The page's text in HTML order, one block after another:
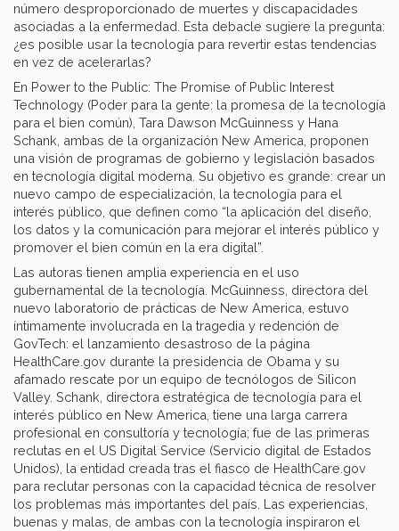
número desproporcionado de muertes y discapacidades
asociadas a la enfermedad. Esta debacle sugiere la pregunta:
¿es posible usar la tecnología para revertir estas tendencias
en vez de acelerarlas?
En Power to the Public: The Promise of Public Interest
Technology (Poder para la gente: la promesa de la tecnología
para el bien común), Tara Dawson McGuinness y Hana
Schank, ambas de la organización New America, proponen
una visión de programas de gobierno y legislación basados
en tecnología digital moderna. Su objetivo es grande: crear un
nuevo campo de especialización, la tecnología para el
interés público, que definen como “la aplicación del diseño,
los datos y la comunicación para mejorar el interés público y
promover el bien común en la era digital”.
Las autoras tienen amplia experiencia en el uso
gubernamental de la tecnología. McGuinness, directora del
nuevo laboratorio de prácticas de New America, estuvo
íntimamente involucrada en la tragedia y redención de
GovTech: el lanzamiento desastroso de la página
HealthCare.gov durante la presidencia de Obama y su
afamado rescate por un equipo de tecnólogos de Silicon
Valley. Schank, directora estratégica de tecnología para el
interés público en New America, tiene una larga carrera
profesional en consultoría y tecnología; fue de las primeras
reclutas en el US Digital Service (Servicio digital de Estados
Unidos), la entidad creada tras el fiasco de HealthCare.gov
para reclutar personas con la capacidad técnica de resolver
los problemas más importantes del país. Las experiencias,
buenas y malas, de ambas con la tecnología inspiraron el